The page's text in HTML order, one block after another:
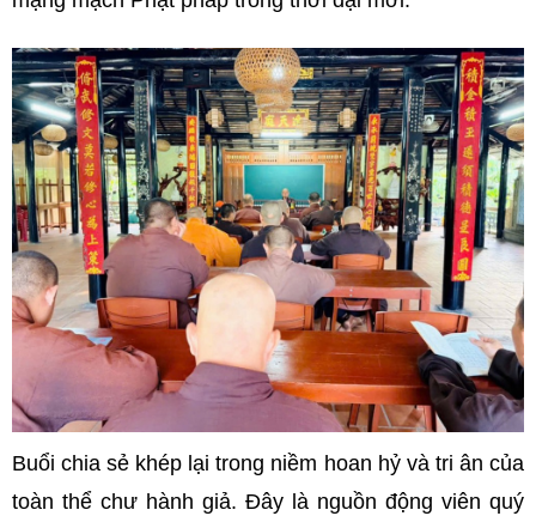
Buổi chia sẻ khép lại trong niềm hoan hỷ và tri ân của
toàn thể chư hành giả. Đây là nguồn động viên quý